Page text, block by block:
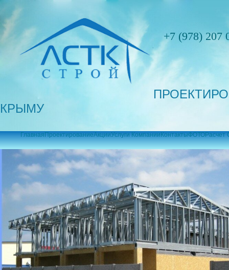
+7 (978) 207
КРЫМУ
ГлавнаяПроектированиеАкцииУслуги КомпанииКонтактыФОТОРасчет